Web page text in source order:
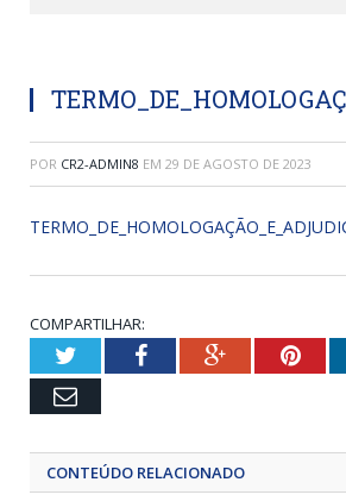
POR CR2-ADMIN8 EM 29 DE AGOSTO DE 2023
COMPARTILHAR:
TwitterFacebookGoogle+
Email
CONTEÚDO RELACIONADO